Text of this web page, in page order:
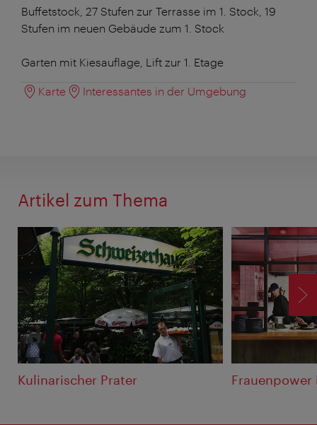
Buffetstock, 27 Stufen zur Terrasse im 1. Stock, 19
Stufen im neuen Gebäude zum 1. Stock
Garten mit Kiesauflage, Lift zur 1. Etage
Karte Interessantes in der Umgebung
Artikel zum Thema
Kulinarischer Prater Frauenpower